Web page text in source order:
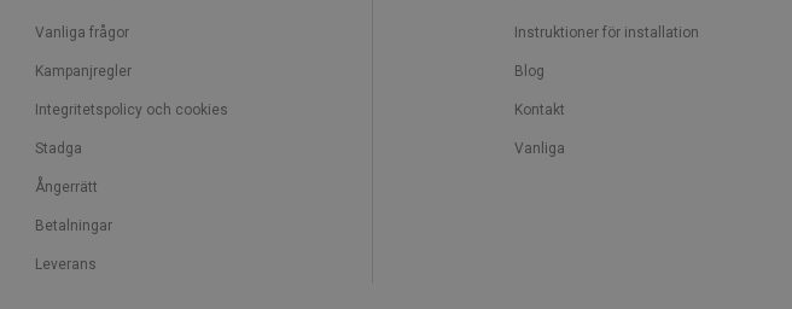
Vanliga frågor
Kampanjregler
Integritetspolicy och cookies
Stadga
Ångerrätt
Betalningar
Leverans
Instruktioner för installation
Blog
Kontakt
Vanliga